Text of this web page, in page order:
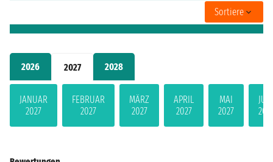
2026 2027 2028
JANUAR
2027
FEBRUAR
2027
MÄRZ
2027
APRIL
2027
MAI
2027
Sortiere